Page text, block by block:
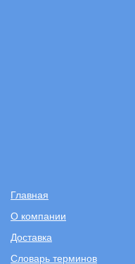
Главная
О компании
Доставка
Словарь терминов